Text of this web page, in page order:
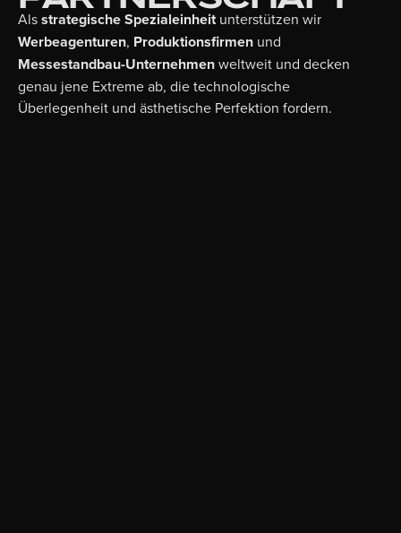
Alsstrategische Spezialeinheitunterstützen wir
Werbeagenturen, Produktionsfirmen und
Messestandbau-Unternehmenweltweit und decken
genau jene Extreme ab, die technologische
Überlegenheit und ästhetische Perfektion fordern.